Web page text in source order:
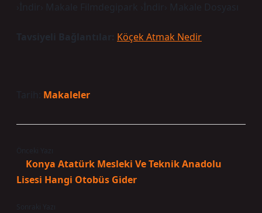
›İndir› Makale Filmdegipark ›İndir› Makale Dosyası
Tavsiyeli Bağlantılar: Köçek Atmak Nedir
Tarih: Makaleler
Konya Atatürk Mesleki Ve Teknik Anadolu
Lisesi Hangi Otobüs Gider